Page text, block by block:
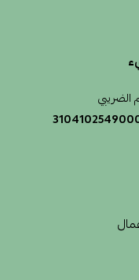
الضريبي